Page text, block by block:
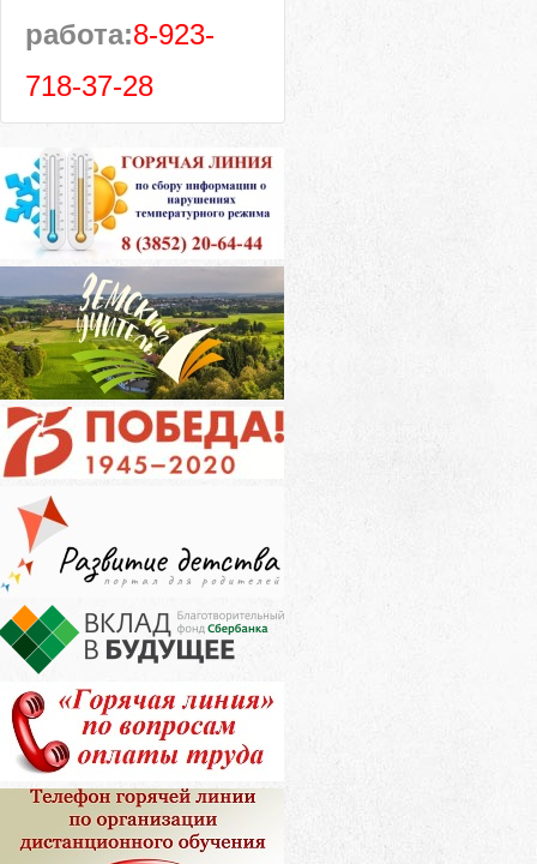
работа:8-923-
718-37-28